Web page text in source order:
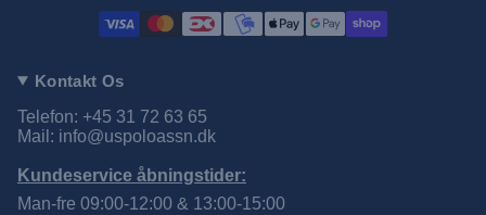
Kontakt Os
Telefon: +45 31 72 63 65
Mail: info@uspoloassn.dk
Kundeservice åbningstider:
Man-fre 09:00-12:00 & 13:00-15:00